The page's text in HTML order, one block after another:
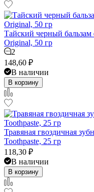
Тайский черный
Original, 50 гр
2
148,60 ₽
В наличии
В корзину
Травяная гвоздичная
Toothpaste, 25 гр
118,30 ₽
В наличии
В корзину